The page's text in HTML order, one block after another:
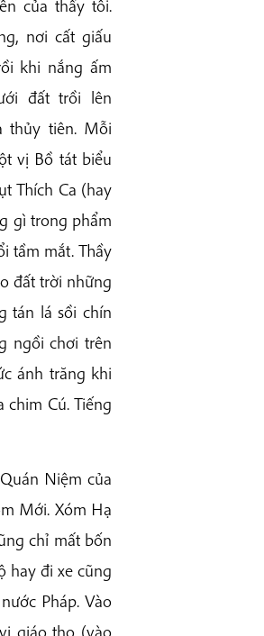
của thầy tôi.
nơi cất giấu
khi nắng ấm
đất trồi lên
thủy tiên. Mỗi
vị Bồ tát biểu
Thích Ca (hay
gì trong phẩm
tầm mắt. Thầy
đất trời những
tán lá sồi chín
ngồi chơi trên
ánh trăng khi
Cú. Tiếng
Niệm của
Mới. Xóm Hạ
chỉ mất bốn
hay đi xe cũng
Pháp. Vào
giáo thọ (vào